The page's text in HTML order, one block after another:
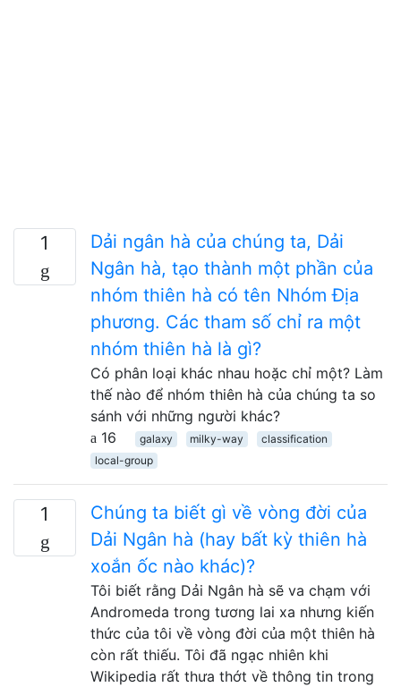
1
Dải ngân hà của chúng ta, Dải
Ngân hà, tạo thành một phần của
nhóm thiên hà có tên Nhóm Địa
phương. Các tham số chỉ ra một
nhóm thiên hà là gì?
Có phân loại khác nhau hoặc chỉ một? Làm
thế nào để nhóm thiên hà của chúng ta so
sánh với những người khác?
16
galaxy milky-way
classification
local-group
1
Chúng ta biết gì về vòng đời của
Dải Ngân hà (hay bất kỳ thiên hà
xoắn ốc nào khác)?
Tôi biết rằng Dải Ngân hà sẽ va chạm với
Andromeda trong tương lai xa nhưng kiến ​​
thức của tôi về vòng đời của một thiên hà
còn rất thiếu. Tôi đã ngạc nhiên khi
Wikipedia rất thưa thớt về thông tin trong